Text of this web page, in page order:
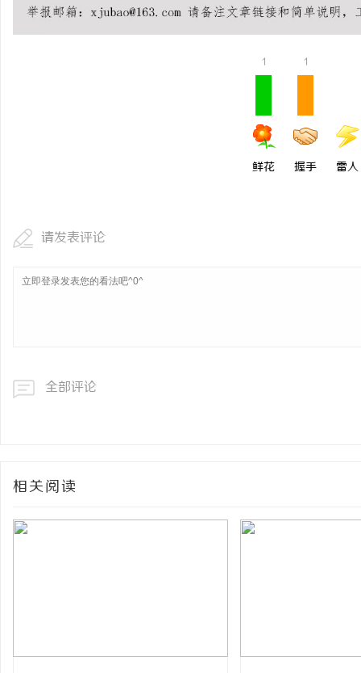
1
鲜花
1
握手 雷人
请发表评论
全部评论
相关阅读
汉配眼镜 上海配眼镜 激光焊接系列：高效、